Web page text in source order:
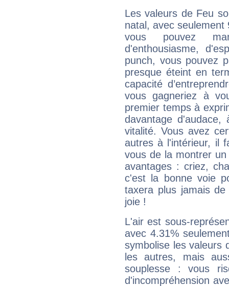
Les valeurs de Feu
natal, avec
vous pouvez
d'enthousiasme,
punch, vous pouvez
presque éteint en
capacité
vous gagneriez à
premier temps à
davantage
vitalité. Vous avez
autres à l'intérieur, il
vous de la montrer
avantages : criez,
c'est la bonne voie
taxera plus jamais
joie !
L'air est sous-
avec 4.31%
symbolise les valeurs
les autres, mais
souplesse : vous
d'incompréhension